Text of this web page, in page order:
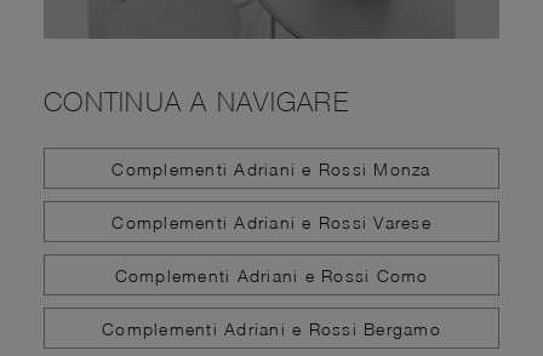
CONTINUA A NAVIGARE
Complementi Adriani e Rossi Monza
Complementi Adriani e Rossi Varese
Complementi Adriani e Rossi Como
Complementi Adriani e Rossi Bergamo